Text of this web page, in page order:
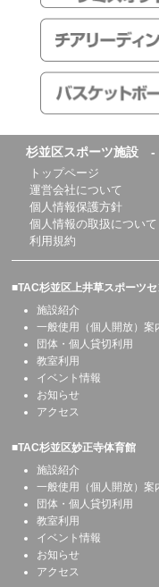
杉並区スポーツ施設
トップページ
運営会社について
個人情報保護方針
個人情報の取扱について
利用規約
■TAC杉並区上井草スポーツ
施設紹介
一般使用（個人開放）案
団体・個人貸切利用
教室利用
イベント情報
お知らせ
アクセス
■TAC杉並区妙正寺体育館
施設紹介
一般使用（個人開放）案
団体・個人貸切利用
教室利用
イベント情報
お知らせ
アクセス